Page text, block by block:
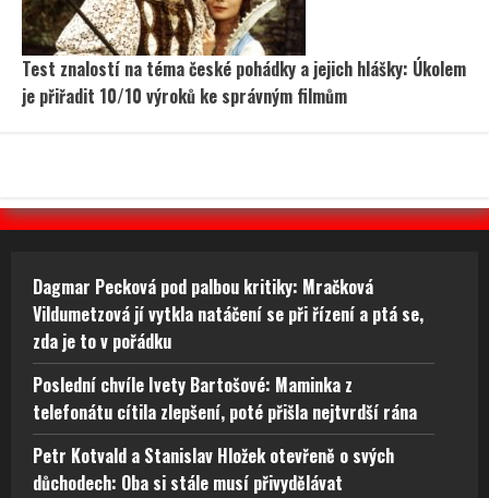
Test znalostí na téma české pohádky a jejich hlášky: Úkolem
je přiřadit 10/10 výroků ke správným filmům
Dagmar Pecková pod palbou kritiky: Mračková
Vildumetzová jí vytkla natáčení se při řízení a ptá se,
zda je to v pořádku
Poslední chvíle Ivety Bartošové: Maminka z
telefonátu cítila zlepšení, poté přišla nejtvrdší rána
Petr Kotvald a Stanislav Hložek otevřeně o svých
důchodech: Oba si stále musí přivydělávat